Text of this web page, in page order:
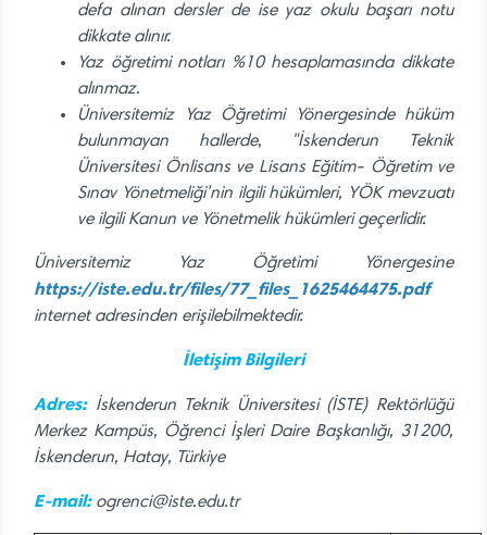
defa alınan dersler de ise yaz okulu başarı notu
dikkate alınır.
Yaz öğretimi notları %10 hesaplamasında dikkate
alınmaz.
Üniversitemiz Yaz Öğretimi Yönergesinde hüküm
bulunmayan hallerde, "İskenderun Teknik
Üniversitesi Önlisans ve Lisans Eğitim- Öğretim ve
Sınav Yönetmeliği’nin ilgili hükümleri, YÖK mevzuatı
ve ilgili Kanun ve Yönetmelik hükümleri geçerlidir.
Üniversitemiz Yaz Öğretimi Yönergesine
https://iste.edu.tr/files/77_files_1625464475.pdf
internet adresinden erişilebilmektedir.
İletişim Bilgileri
Adres: İskenderun Teknik Üniversitesi (İSTE) Rektörlüğü
Merkez Kampüs, Öğrenci İşleri Daire Başkanlığı, 31200,
İskenderun, Hatay, Türkiye
E-mail: ogrenci@iste.edu.tr